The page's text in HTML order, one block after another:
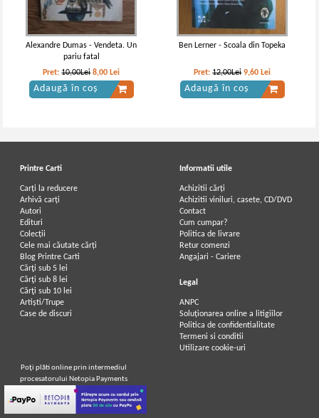
Alexandre Dumas - Vendeta. Un
pariu fatal
Pret:10,00Lei 8,00 Lei
Adaugă în coș
Ben Lerner - Scoala din Topeka
Pret:12,00Lei 9,60 Lei
Adaugă în coș
Printre Carti
Carți la reducere
Arhivă carți
Autori
Edituri
Colecții
Cele mai căutate cărți
Blog Printre Carti
Cărţi sub 5 lei
Cărţi sub 8 lei
Cărţi sub 10 lei
Artiști/Trupe
Case de discuri
Informatii utile
Achizitii cărți
Achizitii viniluri, casete, CD/DVD
Contact
Cum cumpar?
Politica de livrare
Retur comenzi
Angajari - Cariere
Legal
ANPC
Soluționarea online a litigiilor
Politica de confidentialitate
Termeni si conditii
Utilizare cookie-uri
Poţi plăti online prin intermediul
procesatorului Netopia Payments